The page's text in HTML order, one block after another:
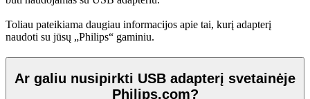
Toliau pateikiama daugiau informacijos apie tai, kurį adapterį
naudoti su jūsų „Philips“ gaminiu.
Ar galiu nusipirkti USB adapterį svetainėje
Philips.com?